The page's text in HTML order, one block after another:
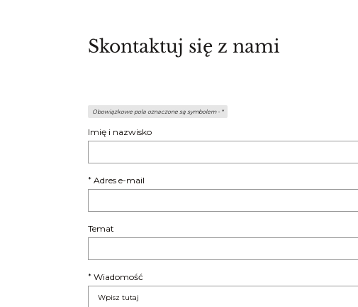
Skontaktuj się z nami
Obowiązkowe pola oznaczone są symbolem - *
Imię i nazwisko
* Adres e-mail
Temat
* Wiadomość